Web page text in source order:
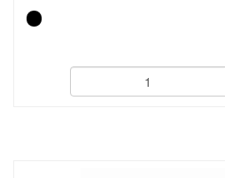
cyklistiku, běh a jiné sporty.
vloženému obsahu. Baleno v
Materiál: 80% polyester + 12%
část TPU. Rozměry: 71 – 102 ×